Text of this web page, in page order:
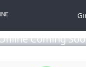
Coming